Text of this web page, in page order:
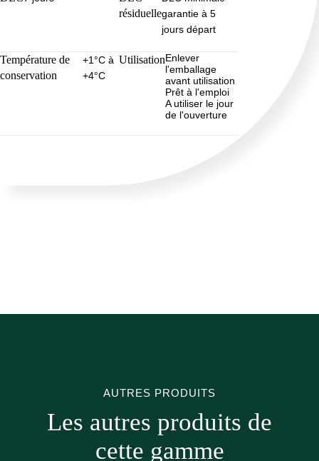
résiduellegarantie à 5
jours départ
Température de
conservation
+1°C à
+4°C
UtilisationEnlever
l'emballage
avant utilisation
Prêt à l'emploi
A utiliser le jour
de l'ouverture
AUTRES PRODUITS
Les autres produits de
cette gamme